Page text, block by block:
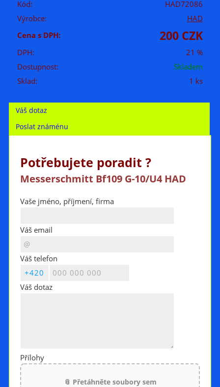
Kód:
HAD72086
Výrobce:
HAD
Cena s DPH:
200 CZK
DPH:
21 %
Dostupnost:
Skladem
Sklad:
1 ks
Váš dotaz
Poslat známénu
Potřebujete poradit ?
Messerschmitt Bf109 G-10/U4 HAD
Vaše jméno, příjmení, firma
Váš email
Váš telefon
Váš dotaz
Přílohy
📎 Přetáhněte soubory sem